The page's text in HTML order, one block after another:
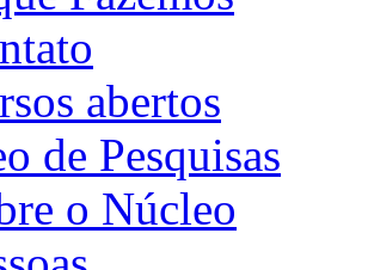
abertos
de Pesquisas
o Núcleo